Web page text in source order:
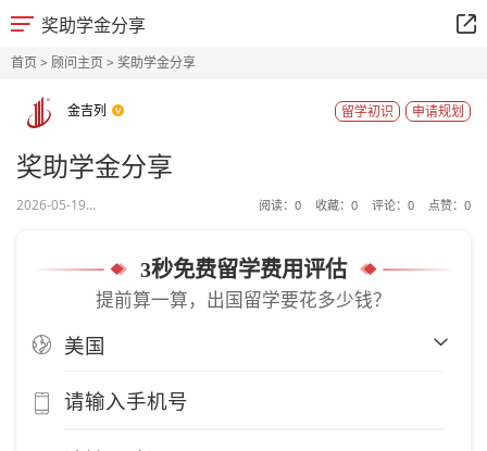
奖助学金分享
首页> 顾问主页> 奖助学金分享
金吉列 申请规划
留学初识
奖助学金分享
2026-05-19... 阅读： 0 收藏： 0 评论： 0 点赞： 0
3秒免费留学费用评估
提前算一算，出国留学要花多少钱？